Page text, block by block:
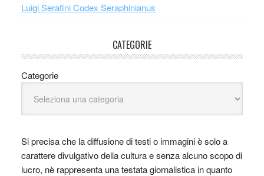
Luigi Serafini Codex Seraphinianus
CATEGORIE
Categorie
Si precisa che la diffusione di testi o immagini è solo a
carattere divulgativo della cultura e senza alcuno scopo di
lucro, nè rappresenta una testata giornalistica in quanto